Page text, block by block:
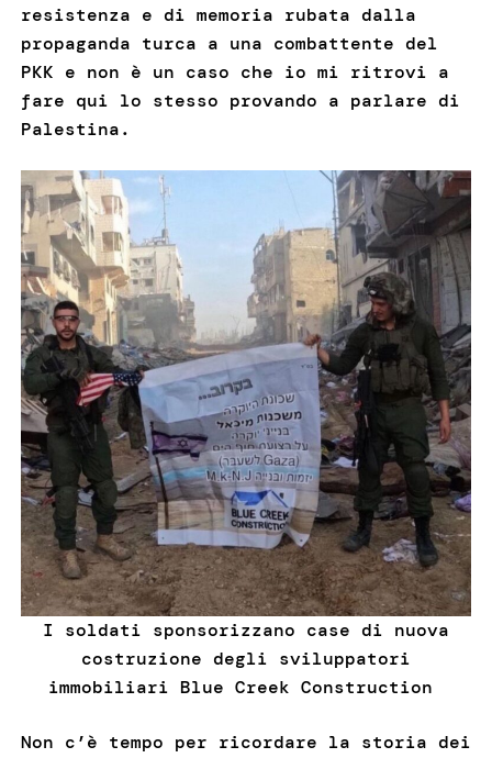
resistenza e di memoria rubata dalla
propaganda turca a una combattente del
PKK e non è un caso che io mi ritrovi a
fare qui lo stesso provando a parlare di
Palestina.
I soldati sponsorizzano case di nuova
costruzione degli sviluppatori
immobiliari Blue Creek Construction
Non c’è tempo per ricordare la storia dei